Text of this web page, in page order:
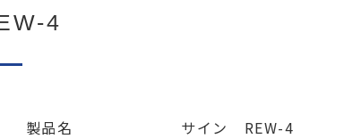
4
製品名 サイン REW-4